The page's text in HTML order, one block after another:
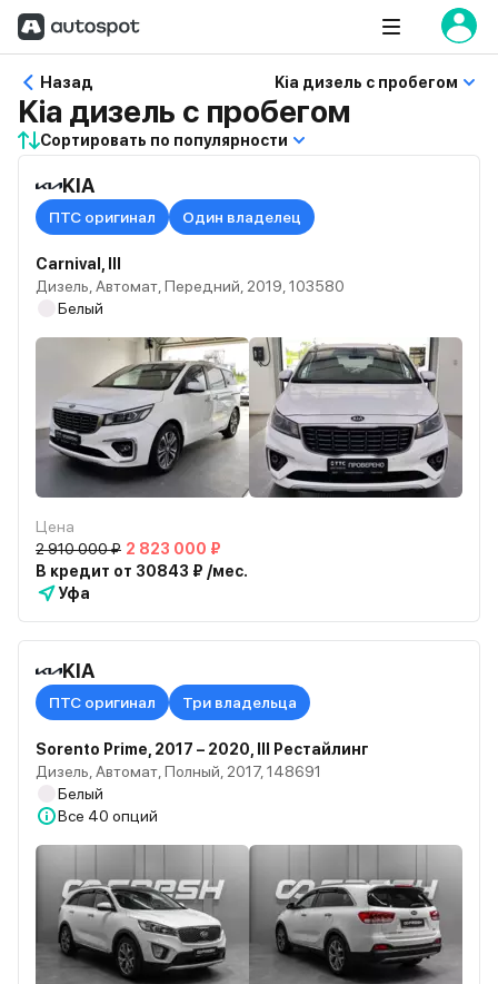
Назад Kia дизель с пробегом
Kia дизель с пробегом
Сортировать по популярности
KIA
ПТС оригинал Один владелец
Carnival, III
Дизель, Автомат, Передний, 2019, 103580
Белый
Цена
2 910 000 ₽ 2 823 000 ₽
В кредит от 30843 ₽ /мес.
Уфа
KIA
ПТС оригинал Три владельца
Sorento Prime, 2017 – 2020, III Рестайлинг
Дизель, Автомат, Полный, 2017, 148691
Белый
Все 40 опций